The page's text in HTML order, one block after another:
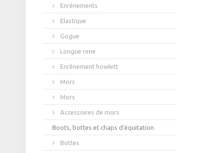
Enrênements
Elastique
Gogue
Longue rene
Enrênement howlett
Mors
Mors
Accessoires de mors
Boots, bottes et chaps d'équitation
Bottes